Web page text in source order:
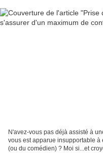
N'avez-vous pas déjà assisté à
vous est apparue insupportable
(ou du comédien) ? Moi si...et